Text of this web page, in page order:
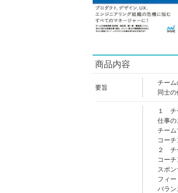
商品内容
要旨
チーム
同士
１ チ
仕事の
チーム
コーチ
２ チ
コー
スポ
フィ
バラン